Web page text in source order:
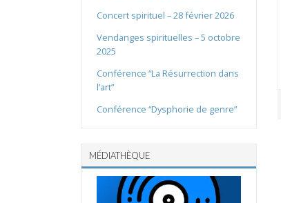
Concert spirituel – 28 février 2026
Vendanges spirituelles – 5 octobre
2025
Conférence “La Résurrection dans
l’art”
Conférence “Dysphorie de genre”
MÉDIATHÈQUE